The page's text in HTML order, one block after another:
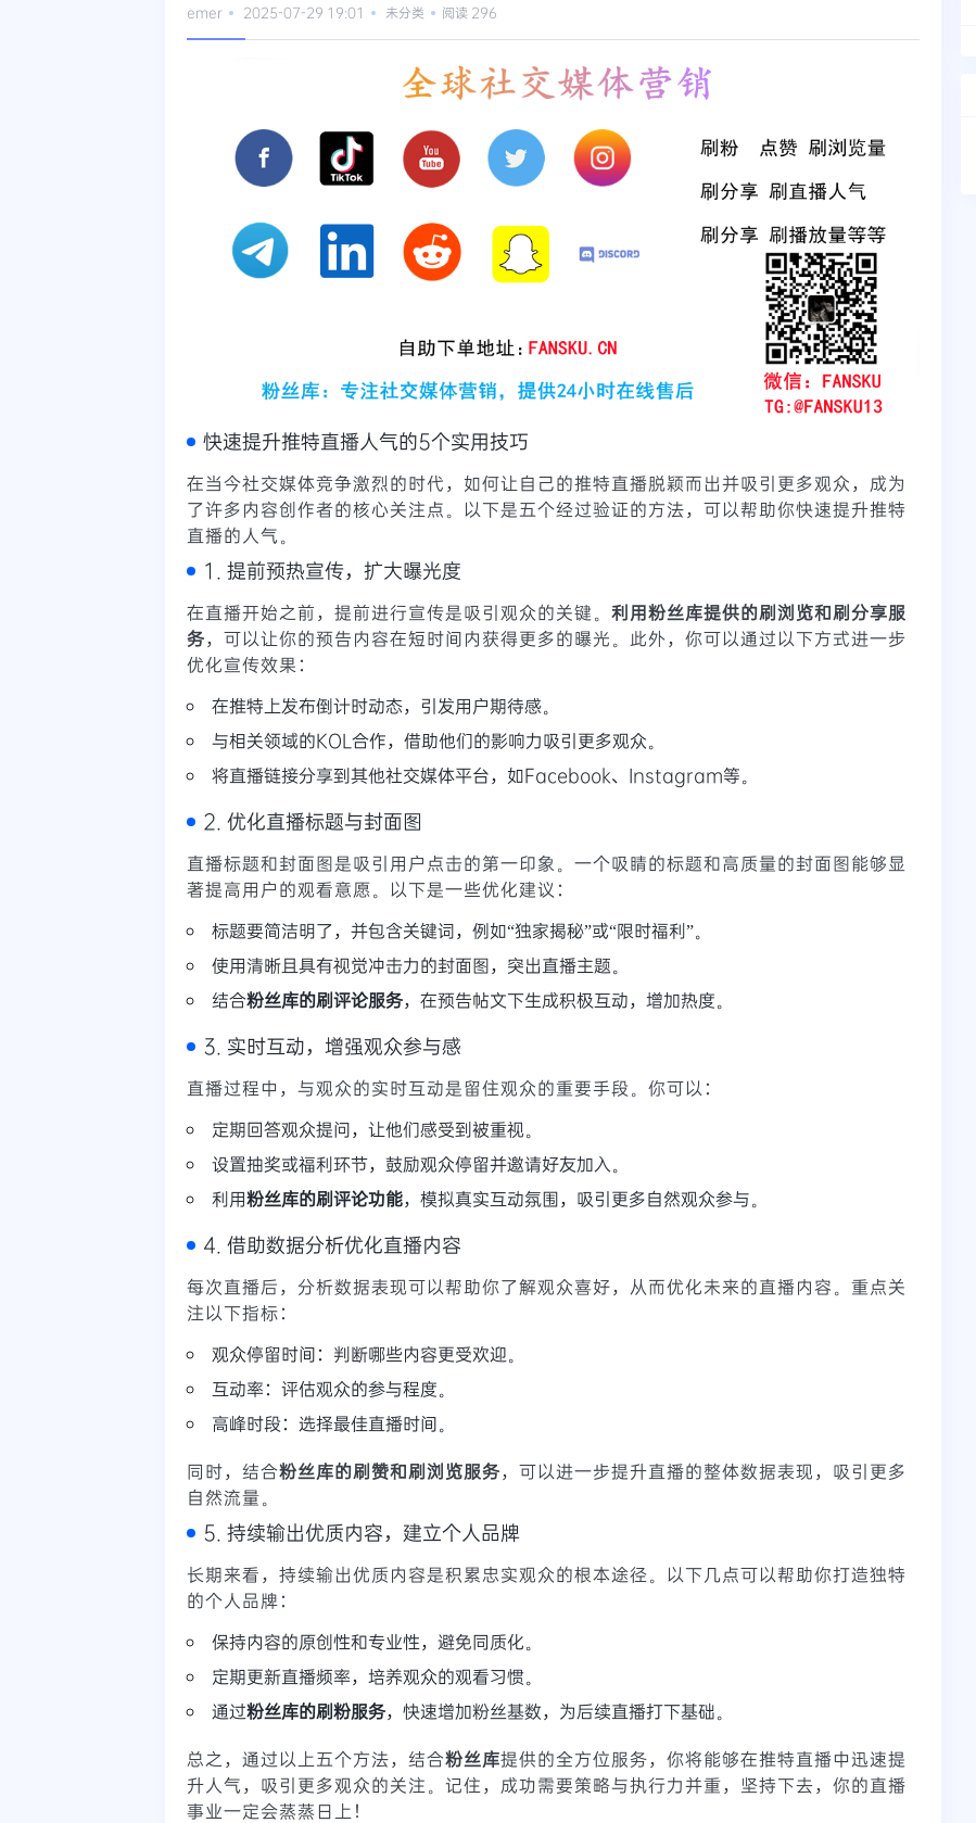
emer 2025-07-29 19:01 未分类 阅读 296
快速提升推特直播人气的5个实用技巧
在当今社交媒体竞争激烈的时代，如何让自己的推特直播脱颖而出并吸引更多观众，成为
了许多内容创作者的核心关注点。以下是五个经过验证的方法，可以帮助你快速提升推特
直播的人气。
1. 提前预热宣传，扩大曝光度
在直播开始之前，提前进行宣传是吸引观众的关键。 利用粉丝库提供的刷浏览和刷分享服
务，可以让你的预告内容在短时间内获得更多的曝光。此外，你可以通过以下方式进一步
优化宣传效果：
在推特上发布倒计时动态，引发用户期待感。
与相关领域的KOL合作，借助他们的影响力吸引更多观众。
将直播链接分享到其他社交媒体平台，如Facebook、Instagram等。
2. 优化直播标题与封面图
直播标题和封面图是吸引用户点击的第一印象。一个吸睛的标题和高质量的封面图能够显
著提高用户的观看意愿。以下是一些优化建议：
标题要简洁明了，并包含关键词，例如“独家揭秘”或“限时福利”。
使用清晰且具有视觉冲击力的封面图，突出直播主题。
结合粉丝库的刷评论服务，在预告帖文下生成积极互动，增加热度。
3. 实时互动，增强观众参与感
直播过程中，与观众的实时互动是留住观众的重要手段。你可以：
定期回答观众提问，让他们感受到被重视。
设置抽奖或福利环节，鼓励观众停留并邀请好友加入。
利用粉丝库的刷评论功能，模拟真实互动氛围，吸引更多自然观众参与。
4. 借助数据分析优化直播内容
每次直播后，分析数据表现可以帮助你了解观众喜好，从而优化未来的直播内容。重点关
注以下指标：
观众停留时间：判断哪些内容更受欢迎。
互动率：评估观众的参与程度。
高峰时段：选择最佳直播时间。
同时，结合粉丝库的刷赞和刷浏览服务，可以进一步提升直播的整体数据表现，吸引更多
自然流量。
5. 持续输出优质内容，建立个人品牌
长期来看，持续输出优质内容是积累忠实观众的根本途径。以下几点可以帮助你打造独特
的个人品牌：
保持内容的原创性和专业性，避免同质化。
定期更新直播频率，培养观众的观看习惯。
通过粉丝库的刷粉服务，快速增加粉丝基数，为后续直播打下基础。
总之，通过以上五个方法，结合粉丝库提供的全方位服务，你将能够在推特直播中迅速提
升人气，吸引更多观众的关注。记住，成功需要策略与执行力并重，坚持下去，你的直播
事业一定会蒸蒸日上！